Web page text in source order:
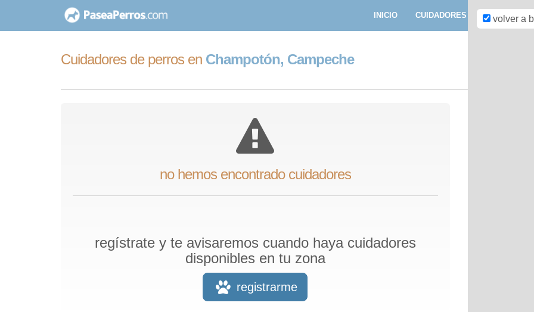
contenido
INICIO CUIDADORES
Cuidadores de perros en Champotón, Campeche
no hemos encontrado cuidadores
regístrate y te avisaremos cuando haya cuidadores
disponibles en tu zona
registrarme
volver a